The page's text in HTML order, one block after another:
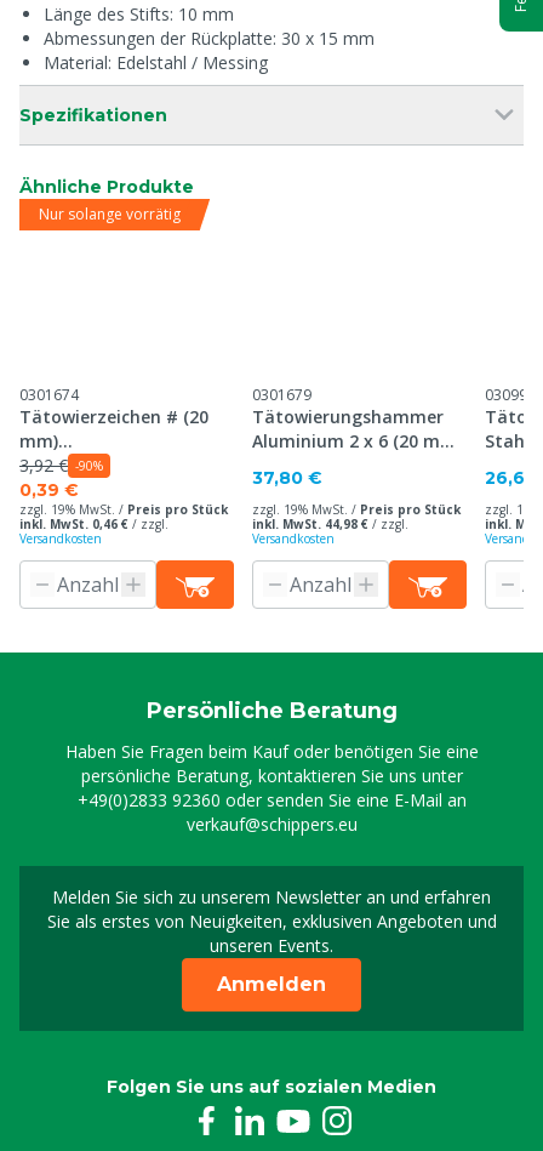
Länge des Stifts: 10 mm
Abmessungen der Rückplatte: 30 x 15 mm
Material: Edelstahl / Messing
Spezifikationen
Ähnliche Produkte
Nur solange vorrätig
0301674
Tätowierzeichen # (20
mm)
Tätowierungshammer,
30 mm Platte
3,92 € -90%
0,39 €
zzgl. 19% MwSt. / Preis pro Stück
inkl. MwSt. 0,46 € / zzgl.
Versandkosten
0301679
Tätowierungshammer
Aluminium 2 x 6 (20 mm),
37,80 €
zzgl. 19% MwSt. / Preis pro Stück
inkl. MwSt. 44,98 € / zzgl.
Versandkosten
0309957
Stahl
26,60
zzgl.
inkl.
Persönliche Beratung
Haben Sie Fragen beim Kauf oder benötigen Sie eine
persönliche Beratung, kontaktieren Sie uns unter
+49(0)2833 92360 oder senden Sie eine E-Mail an
verkauf@schippers.eu
Melden Sie sich zu unserem Newsletter an und erfahren
Sie als erstes von Neuigkeiten, exklusiven Angeboten und
unseren Events.
Melden Sie sich für
Anmelden
Folgen Sie uns auf sozialen Medien